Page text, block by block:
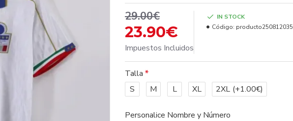
23.90€
29.00€
Impuestos Incluidos
IN STOCK
Código: producto250812035
Talla
S
M L XL 2XL (+1.00€)
Personalice Nombre y Número